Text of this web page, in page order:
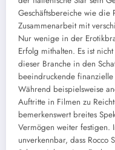
Geschäftsbereiche wie die
Zusammenarbeit mit
Nur wenige in der
Erfolg mithalten. Es ist
dieser Branche in den
beeindruckende
Während beispielsweise
Auftritte in Filmen zu
bemerkenswert breites
Vermögen weiter festigen.
unverkennbar, dass Rocco